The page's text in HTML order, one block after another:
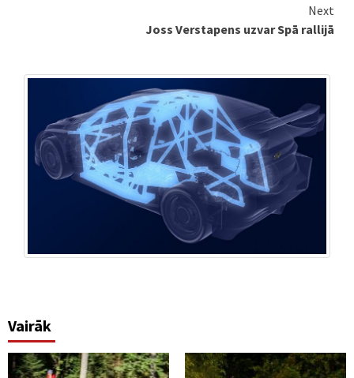
Next
Joss Verstapens uzvar Spā rallijā
Vairāk